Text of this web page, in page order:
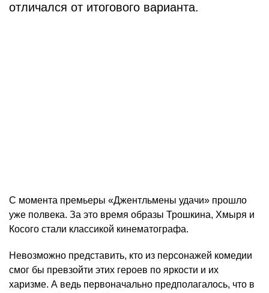
отличался от итогового варианта.
С момента премьеры «Джентльмены удачи» прошло
уже полвека. За это время образы Трошкина, Хмыря и
Косого стали классикой кинематографа.
Невозможно представить, кто из персонажей комедии
смог бы превзойти этих героев по яркости и их
харизме. А ведь первоначально предполагалось, что в